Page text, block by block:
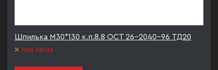
Шпилька М30*130 к.п.8.8 ОСТ 26-2040-96 ТД20
под заказ